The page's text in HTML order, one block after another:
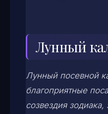
Лунный
Лунный посевной
благоприятные
созвездия